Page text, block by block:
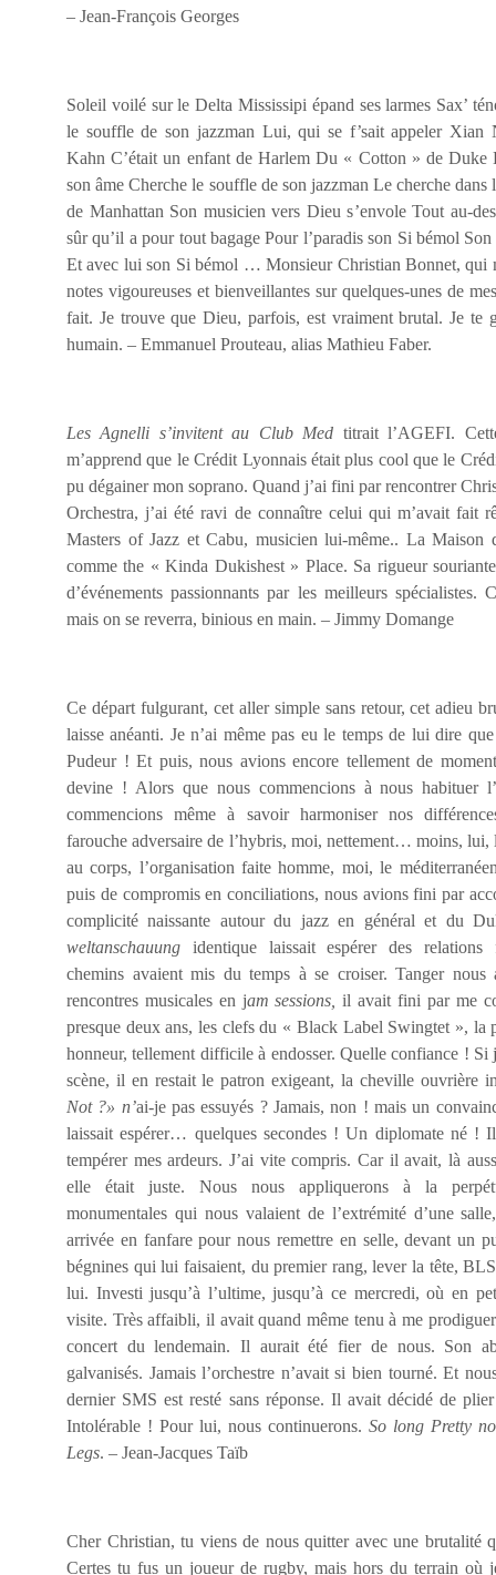
– Jean-François Georges
Soleil voilé sur le Delta Mississipi épand ses larmes Sax’
le souffle de son jazzman Lui, qui se f’sait appeler Xian
Kahn C’était un enfant de Harlem Du « Cotton » de Duke
son âme Cherche le souffle de son jazzman Le cherche dans
de Manhattan Son musicien vers Dieu s’envole Tout au-
sûr qu’il a pour tout bagage Pour l’paradis son Si bémol
Et avec lui son Si bémol … Monsieur Christian Bonnet, qui
notes vigoureuses et bienveillantes sur quelques-unes de
fait. Je trouve que Dieu, parfois, est vraiment brutal. Je te
humain. – Emmanuel Prouteau, alias Mathieu Faber.
Les Agnelli s’invitent au Club Med titrait l’AGEFI.
m’apprend que le Crédit Lyonnais était plus cool que le
pu dégainer mon soprano. Quand j’ai fini par rencontrer
Orchestra, j’ai été ravi de connaître celui qui m’avait fait
Masters of Jazz et Cabu, musicien lui-même.. La Maison
comme the « Kinda Dukishest » Place. Sa rigueur
d’événements passionnants par les meilleurs spécialistes.
mais on se reverra, binious en main. – Jimmy Domange
Ce départ fulgurant, cet aller simple sans retour, cet adieu
laisse anéanti. Je n’ai même pas eu le temps de lui dire
Pudeur ! Et puis, nous avions encore tellement de
devine ! Alors que nous commencions à nous habituer
commencions même à savoir harmoniser nos
farouche adversaire de l’hybris, moi, nettement… moins,
au corps, l’organisation faite homme, moi, le
puis de compromis en conciliations, nous avions fini par
complicité naissante autour du jazz en général et du
weltanschauung identique laissait espérer des relations
chemins avaient mis du temps à se croiser. Tanger
rencontres musicales en jam sessions,il avait fini par me
presque deux ans, les clefs du « Black Label Swingtet », la
honneur, tellement difficile à endosser. Quelle confiance ! Si
scène, il en restait le patron exigeant, la cheville ouvrière
Not ?» n’ai-je pas essuyés ? Jamais, non ! mais un
laissait espérer… quelques secondes ! Un diplomate né !
tempérer mes ardeurs. J’ai vite compris. Car il avait, là
elle était juste. Nous nous appliquerons à la
monumentales qui nous valaient de l’extrémité d’une
arrivée en fanfare pour nous remettre en selle, devant un
bégnines qui lui faisaient, du premier rang, lever la tête,
lui. Investi jusqu’à l’ultime, jusqu’à ce mercredi, où en
visite. Très affaibli, il avait quand même tenu à me
concert du lendemain. Il aurait été fier de nous. Son
galvanisés. Jamais l’orchestre n’avait si bien tourné. Et
dernier SMS est resté sans réponse. Il avait décidé de
Intolérable ! Pour lui, nous continuerons. So long Pretty
Legs. – Jean-Jacques Taïb
Cher Christian, tu viens de nous quitter avec une brutalité
Certes tu fus un joueur de rugby, mais hors du terrain où